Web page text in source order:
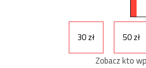
30 zł 50 zł
Zobacz kto